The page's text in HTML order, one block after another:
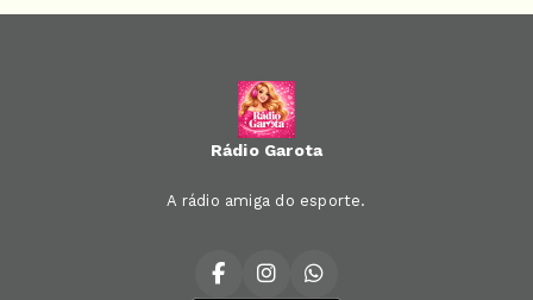
Rádio Garota
A rádio amiga do esporte.